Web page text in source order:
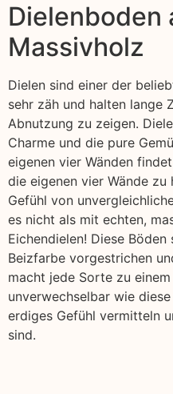
Dielenboden
Massivholz
Dielen sind einer der
sehr zäh und halten lange
Abnutzung zu zeigen.
Charme und die pure
eigenen vier Wänden
die eigenen vier Wände
Gefühl von
es nicht als mit echten,
Eichendielen! Diese
Beizfarbe vorgestrichen
macht jede Sorte zu
unverwechselbar wie
erdiges Gefühl vermitteln
sind.